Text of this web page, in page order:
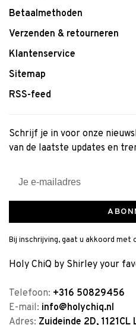
Betaalmethoden
Verzenden & retourneren
Klantenservice
Sitemap
RSS-feed
Schrijf je in voor onze
van de laatste updates en
Bij inschrijving, gaat u akkoord met
Holy ChiQ by Shirley your
Telefoon: +316 50829456
E-mail: info@holychiq.nl
Adres: Zuideinde 2D, 1121CL